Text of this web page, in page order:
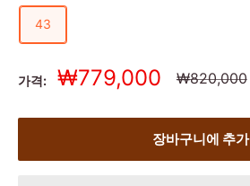
43
가격:
세
가
₩779,000
정
₩820,000
장바구니에 추가